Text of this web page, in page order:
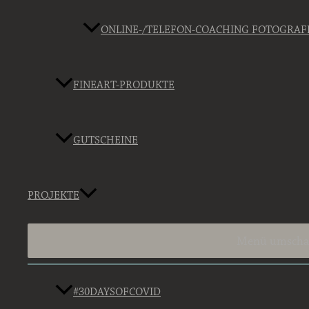
ONLINE-/TELEFON-COACHING
FINEART-PRODUKTE
GUTSCHEINE
PROJEKTE
#30DAYSOFCOVID